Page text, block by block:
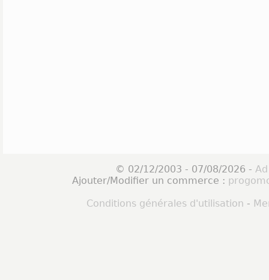
© 02/12/2003 - 07/08/2026 -
Ajouter/Modifier un commerce :
Conditions générales d'utilisation -